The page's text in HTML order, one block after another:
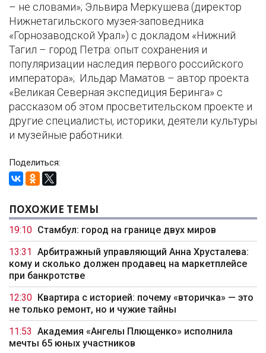
– не словами»; Эльвира Меркушева (директор
Нижнетагильского музея-заповедника
«Горнозаводской Урал») с докладом «Нижний
Тагил – город Петра: опыт сохранения и
популяризации наследия первого российского
императора»; Ильдар Маматов – автор проекта
«Великая Северная экспедиция Беринга» с
рассказом об этом просветительском проекте и
другие специалисты, историки, деятели культуры
и музейные работники.
Поделиться:
ПОХОЖИЕ ТЕМЫ
19:10 Стамбул: город на границе двух миров
13:31
Арбитражный управляющий Анна Хрусталева:
кому и сколько должен продавец на маркетплейсе
при банкротстве
12:30
Квартира с историей: почему «вторичка» — это
не только ремонт, но и чужие тайны
11:53 Академия «Ангелы Плющенко» исполнила
мечты 65 юных участников